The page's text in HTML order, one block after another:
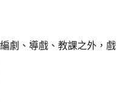
劇、導戲、教課之外，戲